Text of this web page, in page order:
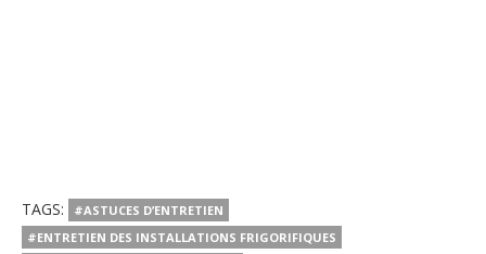
TAGS:
#ASTUCES D’ENTRETIEN
#ENTRETIEN DES INSTALLATIONS FRIGORIFIQUES